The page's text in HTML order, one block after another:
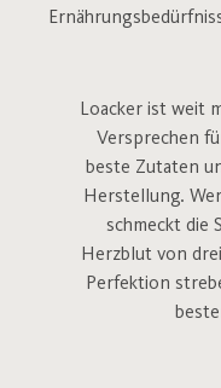
Loacker ist weit
Versprechen
beste Zutaten
Herstellung.
schmeckt die
Herzblut von
Perfektion